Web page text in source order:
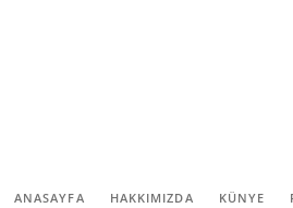
ANASAYFA HAKKIMIZDA KÜNYE